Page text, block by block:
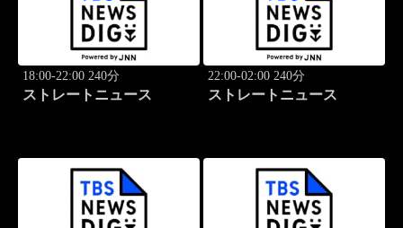
18:00-22:00 240分
ストレートニュース
22:00-02:00 240分
ストレートニュース